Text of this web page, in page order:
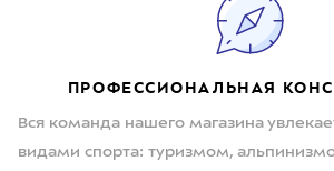
ПРОФЕССИОНАЛЬНАЯ
Вся команда нашего магазина
видами спорта: туризмом,